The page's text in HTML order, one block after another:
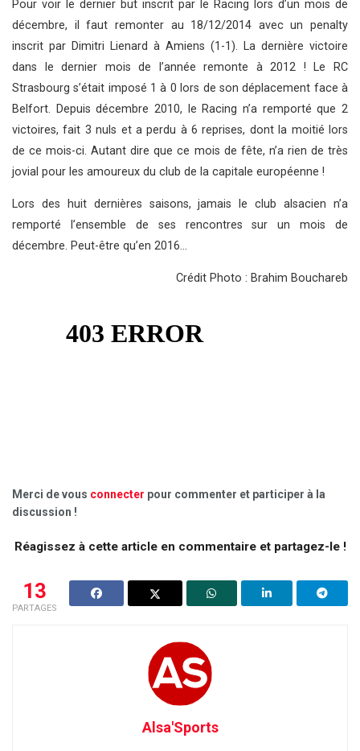
Pour voir le dernier but inscrit par le Racing lors d’un mois de
décembre, il faut remonter au 18/12/2014 avec un penalty
inscrit par Dimitri Lienard à Amiens (1-1). La dernière victoire
dans le dernier mois de l’année remonte à 2012 ! Le RC
Strasbourg s’était imposé 1 à 0 lors de son déplacement face à
Belfort. Depuis décembre 2010, le Racing n’a remporté que 2
victoires, fait 3 nuls et a perdu à 6 reprises, dont la moitié lors
de ce mois-ci. Autant dire que ce mois de fête, n’a rien de très
jovial pour les amoureux du club de la capitale européenne !
Lors des huit dernières saisons, jamais le club alsacien n’a
remporté l’ensemble de ses rencontres sur un mois de
décembre. Peut-être qu’en 2016…
Crédit Photo : Brahim Bouchareb
Merci de vous connecter pour commenter et participer à la
discussion !
Réagissez à cette article en commentaire et partagez-le !
13
PARTAGES
Alsa'Sports